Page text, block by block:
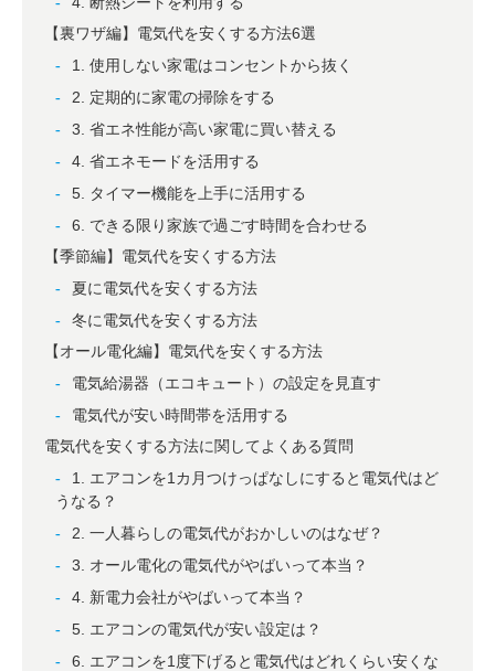
【裏ワザ編】電気代を安くする方法6選
1. 使用しない家電はコンセントから抜く
2. 定期的に家電の掃除をする
3. 省エネ性能が高い家電に買い替える
4. 省エネモードを活用する
5. タイマー機能を上手に活用する
6. できる限り家族で過ごす時間を合わせる
【季節編】電気代を安くする方法
夏に電気代を安くする方法
冬に電気代を安くする方法
【オール電化編】電気代を安くする方法
電気給湯器（エコキュート）の設定を見直す
電気代が安い時間帯を活用する
電気代を安くする方法に関してよくある質問
1. エアコンを1カ月つけっぱなしにすると電気代はど
うなる？
2. 一人暮らしの電気代がおかしいのはなぜ？
3. オール電化の電気代がやばいって本当？
4. 新電力会社がやばいって本当？
5. エアコンの電気代が安い設定は？
6. エアコンを1度下げると電気代はどれくらい安くな